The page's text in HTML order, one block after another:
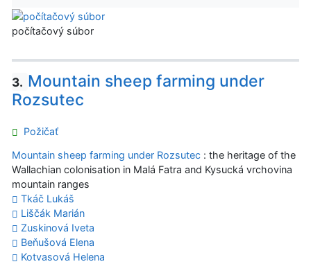
počítačový súbor
3. Mountain sheep farming under
Rozsutec
Požičať
Mountain sheep farming under Rozsutec : the heritage of the
Wallachian colonisation in Malá Fatra and Kysucká vrchovina
mountain ranges
Tkáč Lukáš
Liščák Marián
Zuskinová Iveta
Beňušová Elena
Kotvasová Helena